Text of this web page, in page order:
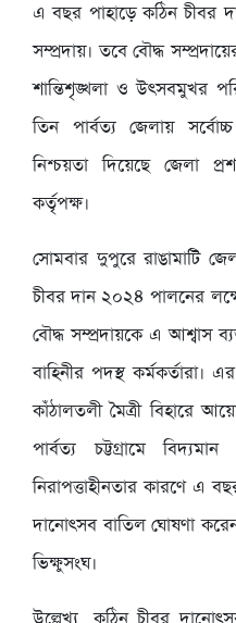
এ বছর পাহাড়ে কঠিন চীবর
সম্প্রদায়। তবে বৌদ্ধ
শান্তিশৃঙ্খলা ও উৎসবমুখর
তিন পার্বত্য জেলায়
নিশ্চয়তা দিয়েছে জেলা
কর্তৃপক্ষ।
সোমবার দুপুরে রাঙামাটি
চীবর দান ২০২৪ পালনের
বৌদ্ধ সম্প্রদায়কে এ আশ্বাস
বাহিনীর পদস্থ কর্মকর্তারা।
কাঁঠালতলী মৈত্রী বিহারে
পার্বত্য চট্টগ্রামে
নিরাপত্তাহীনতার কারণে এ
দানোৎসব বাতিল ঘোষণা করেন
ভিক্ষুসংঘ।